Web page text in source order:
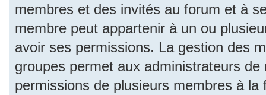
membres et des invités au forum et à
membre peut appartenir à un ou
avoir ses permissions. La gestion des
groupes permet aux administrateurs
permissions de plusieurs membres à la